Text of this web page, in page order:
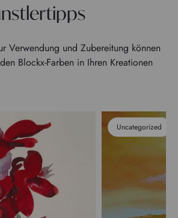
Verwendung und Zubereitung können
Blockx-Farben in Ihren Kreationen
Uncategorized